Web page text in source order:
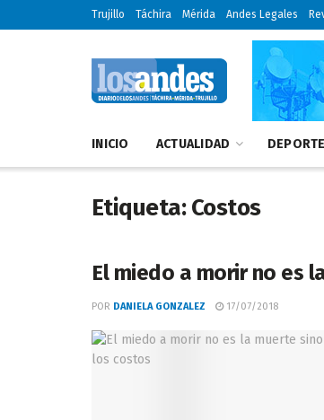
Trujillo Táchira Mérida Andes Legales
INICIO ACTUALIDAD
Etiqueta:Costos
El miedo a morir no es
POR DANIELA GONZALEZ 17/07/2018